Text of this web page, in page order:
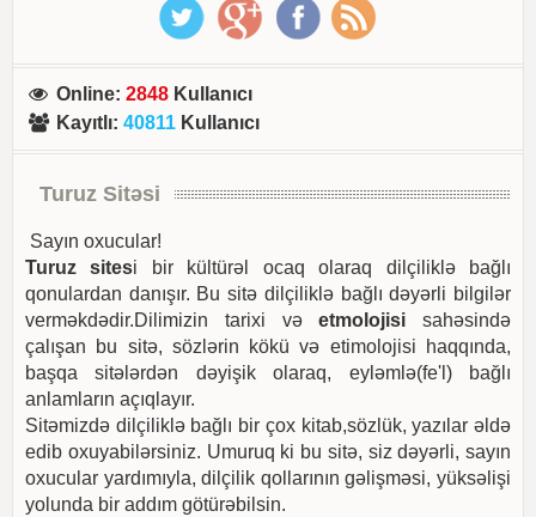
Online:2848 Kullanıcı
Kayıtlı:40811 Kullanıcı
Turuz Sitəsi
Sayın oxucular!
Turuz sitesi bir kültürəl ocaq olaraq dilçiliklə bağlı
qonulardan danışır. Bu sitə dilçiliklə bağlı dəyərli bilgilər
verməkdədir.Dilimizin tarixi vəetmolojisi sahəsində
çalışan bu sitə, sözlərin kökü və etimolojisi haqqında,
başqa sitələrdən dəyişik olaraq, eyləmlə(fe'l) bağlı
anlamların açıqlayır.
Sitəmizdə dilçiliklə bağlı bir çox kitab,sözlük, yazılar əldə
edib oxuyabilərsiniz. Umuruq ki bu sitə, siz dəyərli, sayın
oxucular yardımıyla, dilçilik qollarının gəlişməsi, yüksəlişi
yolunda bir addım götürəbilsin.